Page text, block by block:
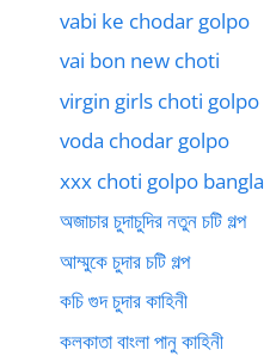
vabi ke chodar golpo
vai bon new choti
virgin girls choti golpo
voda chodar golpo
xxx choti golpo bangla
অজাচার চুদাচুদির নতুন চটি গল্প
আম্মুকে চুদার চটি গল্প
কচি গুদ চুদার কাহিনী
কলকাতা বাংলা পানু কাহিনী